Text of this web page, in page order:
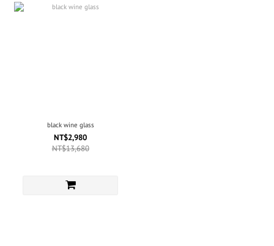
black wine glass
NT$2,980
NT$13,680